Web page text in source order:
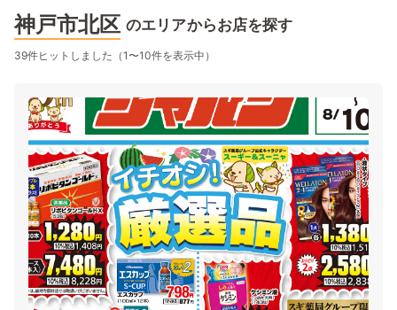
神戸市北区 のエリアからお店を探す
39件ヒットしました（1〜10件を表示中）